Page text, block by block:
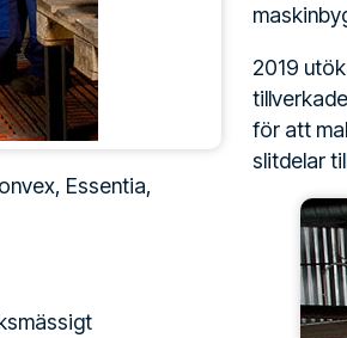
Essentia,
2019
för att
slitdelar